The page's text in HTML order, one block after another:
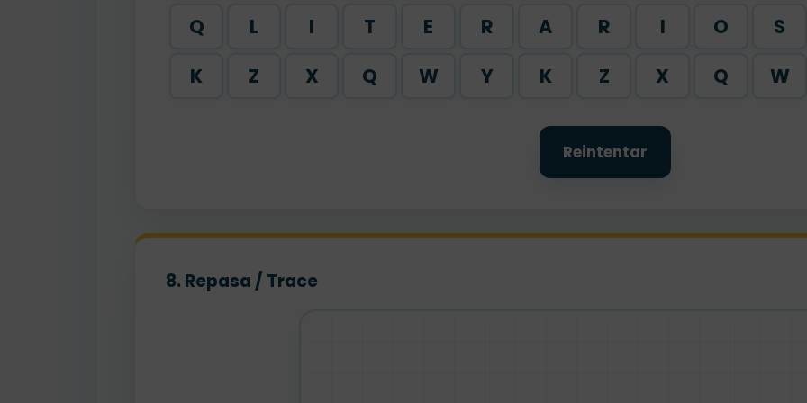
Q L I T E R A R I O
S
K
Z X Q W Y K Z X Q W
Reintentar
8. Repasa / Trace